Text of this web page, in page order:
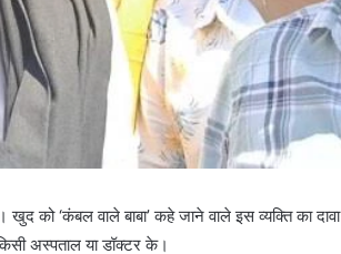
को ‘कंबल वाले बाबा’ कहे जाने वाले इस व्यक्ति का दावा
अस्पताल या डॉक्टर के।